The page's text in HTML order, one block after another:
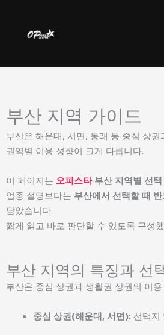
건
부산 지역 가이드
부산은 해운대, 서면, 동래 등 중심 상
권역별 이용 성향이 크게 다릅니다.
이 페이지는 오피스타부산 지역별 선
업종 설명보다는 부산에서 선택할 때
담았습니다.
짧게 읽고 바로 판단할 수 있도록 구성
부산 지역의 특징과 선
부산은 중심 상권과 생활권 상권의 이
중심 상권(해운대, 서면): 선택지